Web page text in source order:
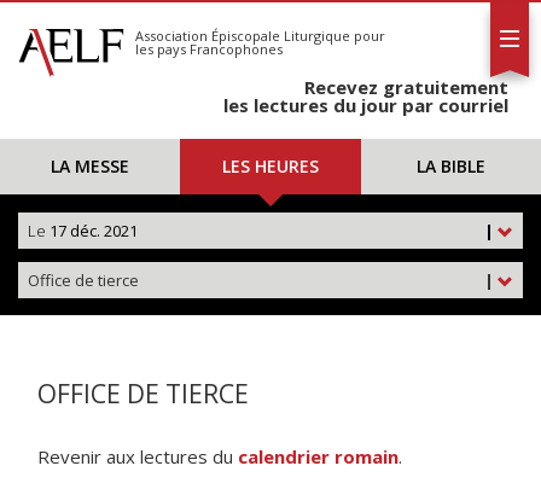
S'abonner
Calendrier
Association Épiscopale Liturgique pour
les pays Francophones
Recevez gratuitement
les lectures du jour par courriel
LA MESSE LES HEURES LA BIBLE
|
Le 17 déc. 2021
|
Office de tierce
OFFICE DE TIERCE
Revenir aux lectures du calendrier romain.